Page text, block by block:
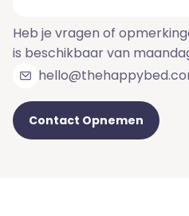
Heb je vragen of
is beschikbaar van
Contact Opnemen